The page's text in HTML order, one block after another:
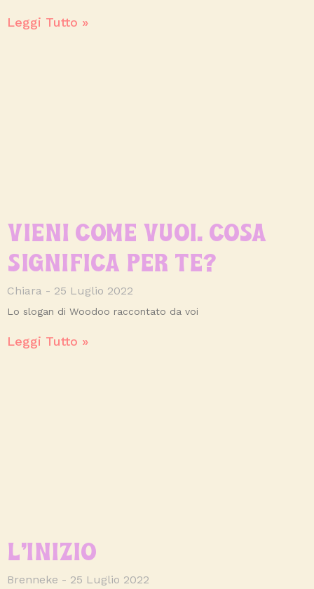
Leggi Tutto »
VIENI COME VUOI. COSA
SIGNIFICA PER TE?
Chiara 25 Luglio 2022
Lo slogan di Woodoo raccontato da voi
Leggi Tutto »
L’INIZIO
Brenneke 25 Luglio 2022